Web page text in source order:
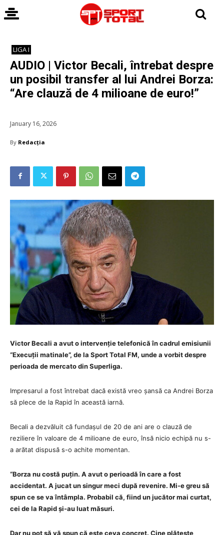
LIGA I
AUDIO | Victor Becali, întrebat despre
un posibil transfer al lui Andrei Borza:
“Are clauză de 4 milioane de euro!”
January 16, 2026
By Redacția
Victor Becali a avut o intervenție telefonică în cadrul emisiunii
“Execuții matinale”, de la Sport Total FM, unde a vorbit despre
perioada de mercato din Superliga.
Impresarul a fost întrebat dacă există vreo șansă ca Andrei Borza
să plece de la Rapid în această iarnă.
Becali a dezvăluit că fundașul de 20 de ani are o clauză de
reziliere în valoare de 4 milioane de euro, însă nicio echipă nu s-
a arătat dispusă s-o achite momentan.
“Borza nu costă puțin. A avut o perioadă în care a fost
accidentat. A jucat un singur meci după revenire. Mi-e greu să
spun ce se va întâmpla. Probabil că, fiind un jucător mai curtat,
cei de la Rapid și-au luat măsuri.
Dar nu pot să vă spun că este ceva concret. Cine plătește